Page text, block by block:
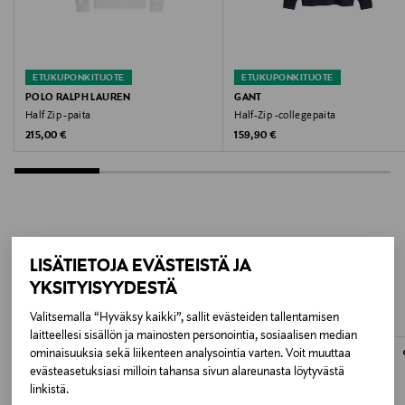
LISÄTIETOJA EVÄSTEISTÄ JA
YKSITYISYYDESTÄ
Valitsemalla “Hyväksy kaikki”, sallit evästeiden tallentamisen
laitteellesi sisällön ja mainosten personointia, sosiaalisen median
ominaisuuksia sekä liikenteen analysointia varten. Voit muuttaa
evästeasetuksiasi milloin tahansa sivun alareunasta löytyvästä
linkistä.
Valmistajan tuotenumero
SH1927-00
Valmistaja
Valmistajan osoite
23 rue de Provence, 75009 Paris, France
Digitaalinen osoite
info@lacoste.com
Avainsanat
ETUKUPONKITUOTE
POLO RALPH LAUREN
Half Zip -paita
Original Price
215,00 €
ETUKUPONKITUOTE
GANT
Half-Zip -collegepaita
Original Price
159,90 €
LISÄÄ KIINNOSTAVIA
TUOTTEITA